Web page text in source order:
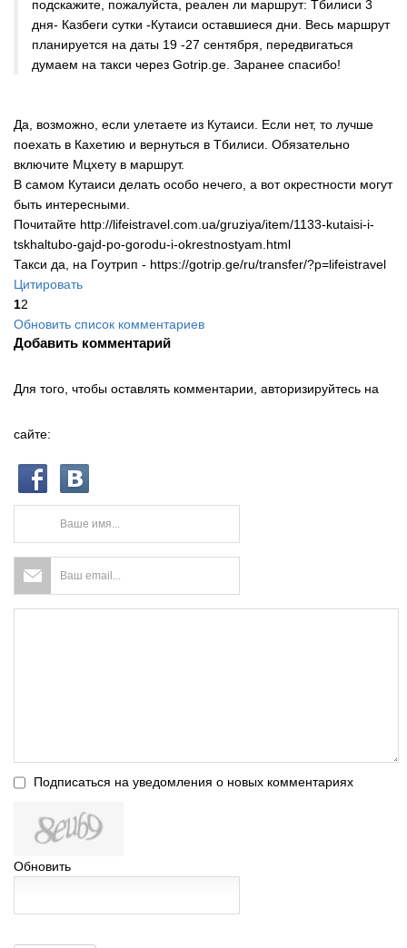
подскажите, пожалуйста, реален ли маршрут: Тбилиси 3
дня- Казбеги сутки -Кутаиси оставшиеся дни. Весь маршрут
планируется на даты 19 -27 сентября, передвигаться
думаем на такси через Gotrip.ge. Заранее спасибо!
Да, возможно, если улетаете из Кутаиси. Если нет, то лучше
поехать в Кахетию и вернуться в Тбилиси. Обязательно
включите Мцхету в маршрут.
В самом Кутаиси делать особо нечего, а вот окрестности могут
быть интересными.
Почитайте http://lifeistravel.com.ua/gruziya/item/1133-kutaisi-i-
tskhaltubo-gajd-po-gorodu-i-okrestnostyam.html
Такси да, на Гоутрип - https://gotrip.ge/ru/transfer/?p=lifeistravel
Цитировать
12
Обновить список комментариев
Добавить комментарий
Для того, чтобы оставлять комментарии, авторизируйтесь на
сайте:
Подписаться на уведомления о новых комментариях
Обновить